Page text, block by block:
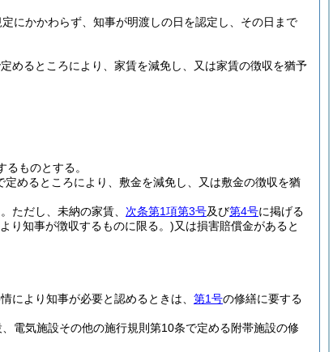
定にかかわらず、知事が明渡しの日を認定し、その日まで
めるところにより、家賃を減免し、又は家賃の徴収を猶予
ものとする。
めるところにより、敷金を減免し、又は敷金の徴収を猶
ただし、未納の家賃、 次条第1項第3号及び第4号に掲げる
り知事が徴収するものに限る。)又は損害賠償金があると
により知事が必要と認めるときは、 第1号の修繕に要する
電気施設その他の施行規則第10条で定める附帯施設の修